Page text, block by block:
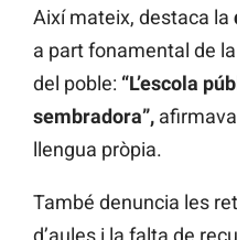
Així mateix, destaca la
a part fonamental de
del poble: “L’escola
sembradora”,
llengua pròpia.
També denuncia les